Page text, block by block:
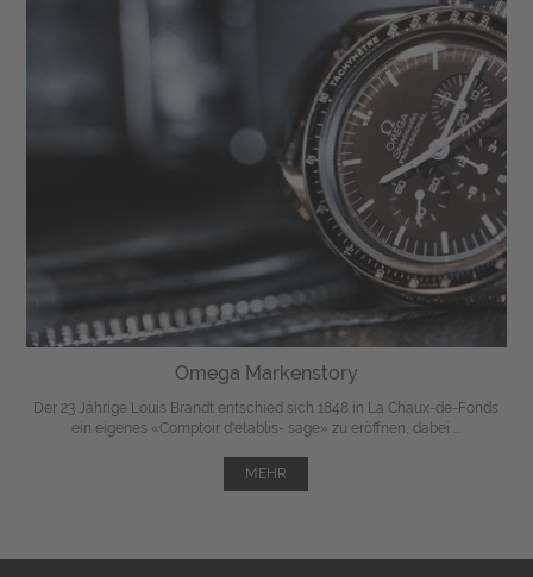
Omega Markenstory
Der 23 Jährige Louis Brandt entschied sich 1848 in La Chaux-de-Fonds
ein eigenes «Comptoir d'etablis- sage» zu eröffnen, dabei ...
MEHR